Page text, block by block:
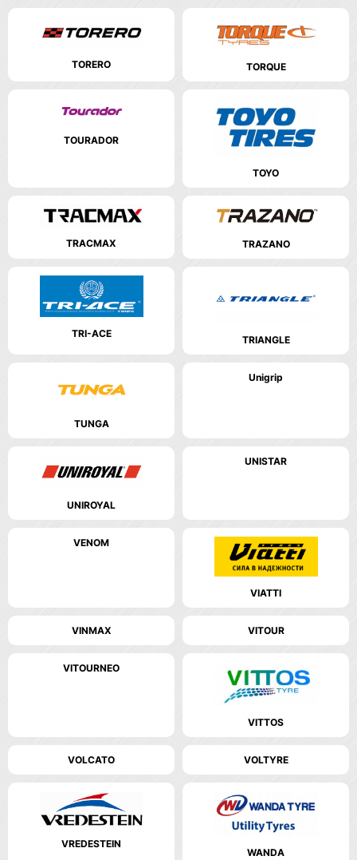
TORERO TORQUE
TOURADOR
TOYO
TRACMAX TRAZANO
TRI-ACE
TRIANGLE
TUNGA
Unigrip
UNIROYAL
UNISTAR
VENOM
VIATTI
VINMAX VITOUR
VITOURNEO
VITTOS
VOLCATO VOLTYRE
VREDESTEIN
WANDA